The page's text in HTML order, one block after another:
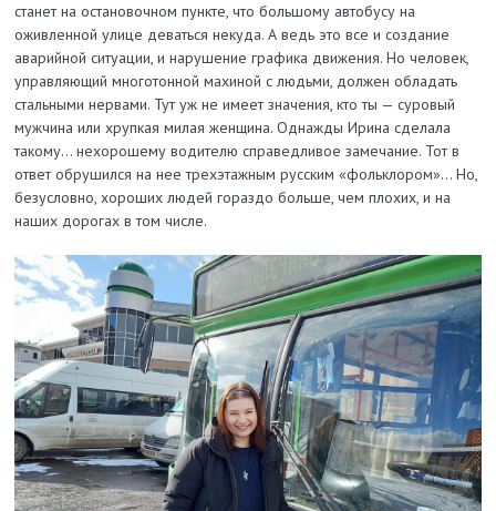
станет на остановочном пункте, что большому автобусу на
оживленной улице деваться некуда. А ведь это все и создание
аварийной ситуации, и нарушение графика движения. Но человек,
управляющий многотонной махиной с людьми, должен обладать
стальными нер­вами. Тут уж не имеет значения, кто ты — суровый
мужчина или хрупкая милая женщина. Однажды Ирина сделала
такому… нехорошему водителю справедливое замечание. Тот в
ответ обрушился на нее трехэтажным русским «фольклором»… Но,
безусловно, хороших людей гораздо больше, чем плохих, и на
наших дорогах в том числе.